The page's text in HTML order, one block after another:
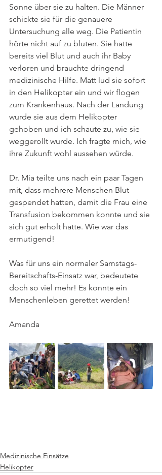
Sonne über sie zu halten. Die Männer
schickte sie für die genauere
Untersuchung alle weg. Die Patientin
hörte nicht auf zu bluten. Sie hatte
bereits viel Blut und auch ihr Baby
verloren und brauchte dringend
medizinische Hilfe. Matt lud sie sofort
in den Helikopter ein und wir flogen
zum Krankenhaus. Nach der Landung
wurde sie aus dem Helikopter
gehoben und ich schaute zu, wie sie
weggerollt wurde. Ich fragte mich, wie
ihre Zukunft wohl aussehen würde.
Dr. Mia teilte uns nach ein paar Tagen
mit, dass mehrere Menschen Blut
gespendet hatten, damit die Frau eine
Transfusion bekommen konnte und sie
sich gut erholt hatte. Wie war das
ermutigend!
Was für uns ein normaler Samstags-
Bereitschafts-Einsatz war, bedeutete
doch so viel mehr! Es konnte ein
Menschenleben gerettet werden!
Amanda
Medizinische Einsätze
Helikopter